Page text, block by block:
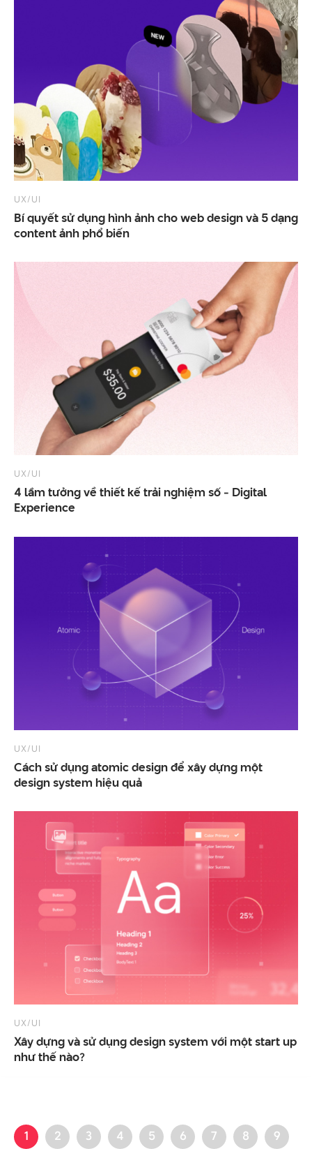
UX/UI
Bí quyết sử dụng hình ảnh cho web design và 5 dạng
content ảnh phổ biến
UX/UI
4 lầm tưởng về thiết kế trải nghiệm số - Digital
Experience
UX/UI
Cách sử dụng atomic design để xây dựng một
design system hiệu quả
UX/UI
Xây dựng và sử dụng design system với một start up
như thế nào?
1 2 3 4 5 6 7 8
9